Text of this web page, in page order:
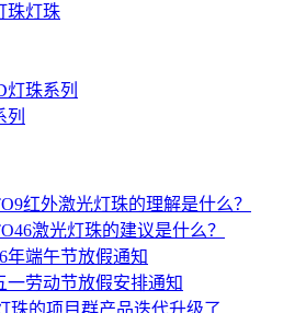
珠灯珠
灯珠系列
列
红外激光灯珠的理解是什么？
激光灯珠的建议是什么？
年端午节放假通知
一劳动节放假安排通知
珠的项目群产品迭代升级了